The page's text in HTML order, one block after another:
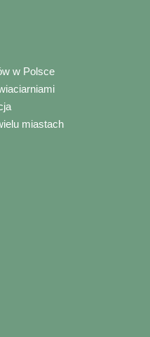
w Polsce
miastach